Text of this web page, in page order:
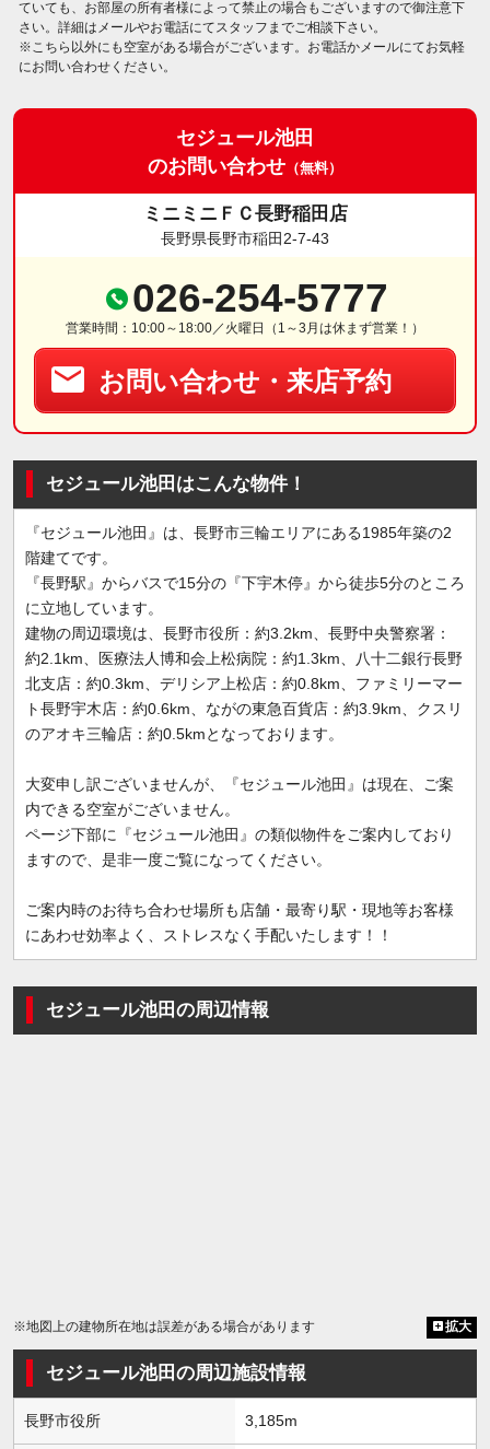
ていても、お部屋の所有者様によって禁止の場合もございますので御注意下
さい。詳細はメールやお電話にてスタッフまでご相談下さい。
※こちら以外にも空室がある場合がございます。お電話かメールにてお気軽
にお問い合わせください。
セジュール池田
のお問い合わせ （無料）
ミニミニＦＣ長野稲田店
長野県長野市稲田2-7-43
026-254-5777
営業時間：10:00～18:00／火曜日（1～3月は休まず営業！）
お問い合わせ・来店予約
セジュール池田はこんな物件！
『セジュール池田』は、長野市三輪エリアにある1985年築の2
階建てです。
『長野駅』からバスで15分の『下宇木停』から徒歩5分のところ
に立地しています。
建物の周辺環境は、長野市役所：約3.2km、長野中央警察署：
約2.1km、医療法人博和会上松病院：約1.3km、八十二銀行長野
北支店：約0.3km、デリシア上松店：約0.8km、ファミリーマー
ト長野宇木店：約0.6km、ながの東急百貨店：約3.9km、クスリ
のアオキ三輪店：約0.5kmとなっております。
大変申し訳ございませんが、『セジュール池田』は現在、ご案
内できる空室がございません。
ページ下部に『セジュール池田』の類似物件をご案内しており
ますので、是非一度ご覧になってください。
ご案内時のお待ち合わせ場所も店舗・最寄り駅・現地等お客様
にあわせ効率よく、ストレスなく手配いたします！！
セジュール池田の周辺情報
※地図上の建物所在地は誤差がある場合があります 拡大
セジュール池田の周辺施設情報
長野市役所 3,185m